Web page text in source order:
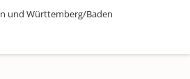
und Württemberg/Baden